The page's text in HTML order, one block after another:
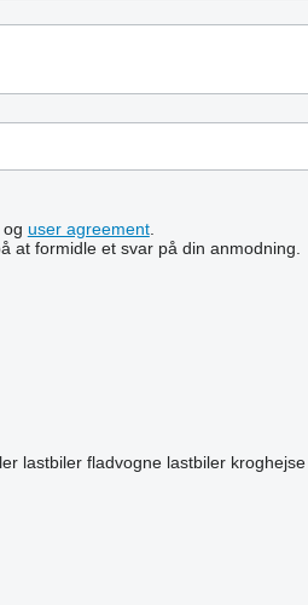
user agreement.
at formidle et svar på din anmodning.
lastbiler fladvogne lastbiler kroghejse